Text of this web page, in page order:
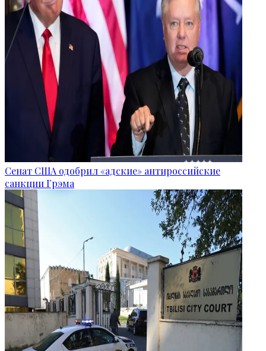
Сенат США одобрил «адские» антироссийские
санкции Грэма